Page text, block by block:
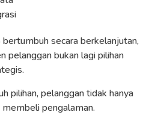
secara berkelanjutan,
pelanggan bukan lagi pilihan
pilihan, pelanggan tidak hanya
pengalaman.